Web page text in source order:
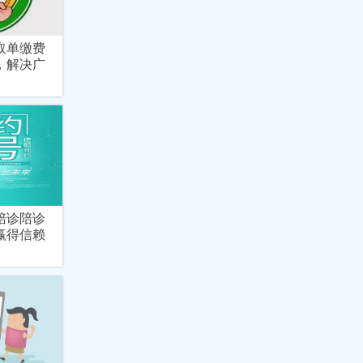
单缴费
解决广
诊陪诊
得信赖